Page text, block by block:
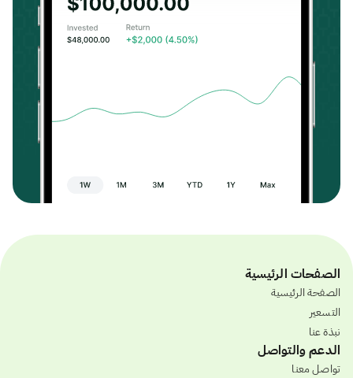
الصفحات الرئيسية
الصفحة الرئيسية
التسعير
نبذة عنا
الدعم والتواصل
تواصل معنا